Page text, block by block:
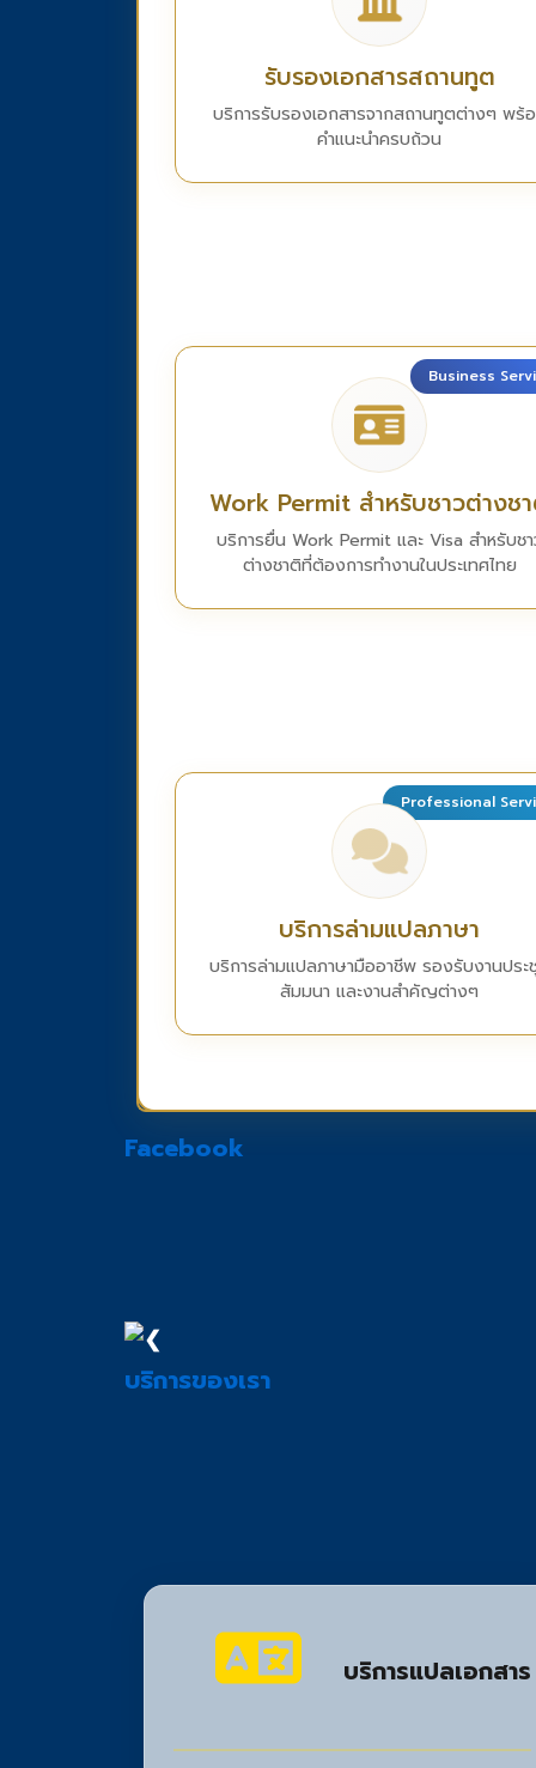
รับรองเอกสารสถานทูต
บริการรับรองเอกสารจากสถานทูตต่างๆ พร้
คำแนะนำครบถ้วน
Business
Work Permit สำหรับชาวต่างช
บริการยื่น Work Permit และ Visa สำหรับช
ต่างชาติที่ต้องการทำงานในประเทศไทย
Professional
บริการล่ามแปลภาษา
บริการล่ามแปลภาษามืออาชีพ รองรับงานประ
สัมมนา และงานสำคัญต่างๆ
Facebook
❮
บริการของเรา
บริการแปลเอกสาร